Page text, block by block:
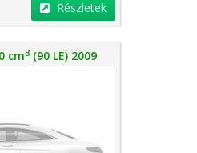
Részletek
cm3(90 LE) 2009